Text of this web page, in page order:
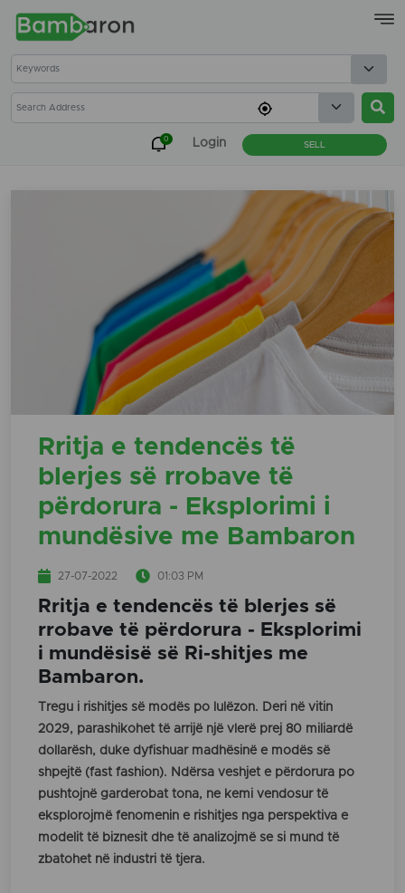
×
0 Login SELL
Rritja e tendencës të
blerjes së rrobave të
përdorura - Eksplorimi i
mundësive me Bambaron
27-07-2022 01:03 PM
Rritja e tendencës të blerjes së
rrobave të përdorura - Eksplorimi
i mundësisë së Ri-shitjes me
Bambaron.
Tregu i rishitjes së modës po lulëzon. Deri në vitin
2029, parashikohet të arrijë një vlerë prej 80 miliardë
dollarësh, duke dyfishuar madhësinë e modës së
shpejtë (fast fashion). Ndërsa veshjet e përdorura po
pushtojnë garderobat tona, ne kemi vendosur të
eksplorojmë fenomenin e rishitjes nga perspektiva e
modelit të biznesit dhe të analizojmë se si mund të
zbatohet në industri të tjera.